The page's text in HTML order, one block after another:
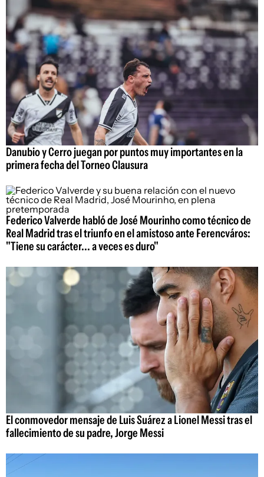
Danubio y Cerro juegan por puntos muy importantes en la
primera fecha del Torneo Clausura
Federico Valverde habló de José Mourinho como técnico de
Real Madrid tras el triunfo en el amistoso ante Ferencváros:
"Tiene su carácter... a veces es duro"
El conmovedor mensaje de Luis Suárez a Lionel Messi tras el
fallecimiento de su padre, Jorge Messi